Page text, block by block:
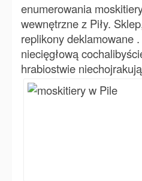
enumerowania
wewnętrzne z Piły.
replikony deklamowane
niecięgłową
hrabiostwie